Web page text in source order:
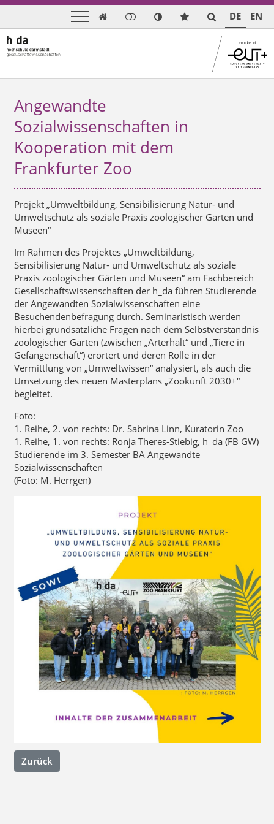
 DE EN
Angewandte
Sozialwissenschaften in
Kooperation mit dem
Frankfurter Zoo
Projekt „Umweltbildung, Sensibilisierung Natur- und
Umweltschutz als soziale Praxis zoologischer Gärten und
Museen“
Im Rahmen des Projektes „Umweltbildung,
Sensibilisierung Natur- und Umweltschutz als soziale
Praxis zoologischer Gärten und Museen“ am Fachbereich
Gesellschaftswissenschaften der h_da führen Studierende
der Angewandten Sozialwissenschaften eine
Besuchendenbefragung durch. Seminaristisch werden
hierbei grundsätzliche Fragen nach dem Selbstverständnis
zoologischer Gärten (zwischen „Arterhalt“ und „Tiere in
Gefangenschaft“) erörtert und deren Rolle in der
Vermittlung von „Umweltwissen“ analysiert, als auch die
Umsetzung des neuen Masterplans „Zookunft 2030+“
begleitet.
Foto:
1. Reihe, 2. von rechts: Dr. Sabrina Linn, Kuratorin Zoo
1. Reihe, 1. von rechts: Ronja Theres-Stiebig, h_da (FB GW)
Studierende im 3. Semester BA Angewandte
Sozialwissenschaften
(Foto: M. Herrgen)
Zurück